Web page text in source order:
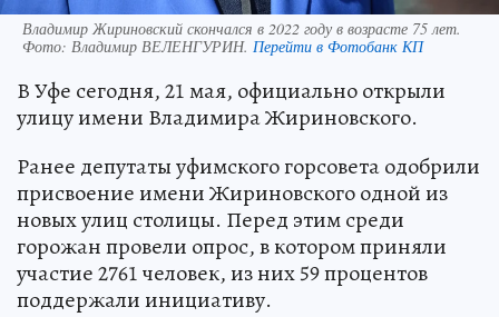
Владимир Жириновский скончался в 2022 году в возрасте 75 лет.
Фото: Владимир ВЕЛЕНГУРИН. Перейти в Фотобанк КП
В Уфе сегодня, 21 мая, официально открыли
улицу имени Владимира Жириновского.
Ранее депутаты уфимского горсовета одобрили
присвоение имени Жириновского одной из
новых улиц столицы. Перед этим среди
горожан провели опрос, в котором приняли
участие 2761 человек, из них 59 процентов
поддержали инициативу.